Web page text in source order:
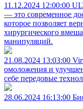
11.12.2024 12:00:00
— это современное
которое позволяет
хирургического
манипуляций.
21.08.2024 13:03:00
омоложения и
себе передовые
28.06.2024 16:13:00